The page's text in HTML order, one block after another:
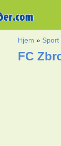
Hjem » Sport
FC